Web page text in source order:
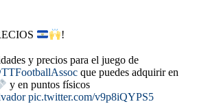
!
y precios para el juego de
que puedes adquirir en
y en puntos físicos
pic.twitter.com/v9p8iQYPS5